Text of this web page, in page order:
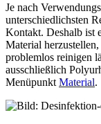
Je nach
unterschiedlichsten
Kontakt. Deshalb ist
Material
problemlos reinigen
ausschließlich
Menüpunkt Material.